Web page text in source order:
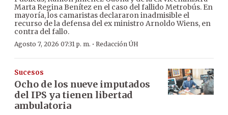
Marta Regina Benítez en el caso del fallido Metrobús. En
mayoría, los camaristas declararon inadmisible el
recurso de la defensa del ex ministro Arnoldo Wiens, en
contra del fallo.
Agosto 7, 2026 07:31 p. m. · Redacción ÚH
Sucesos
Ocho de los nueve imputados
del IPS ya tienen libertad
ambulatoria